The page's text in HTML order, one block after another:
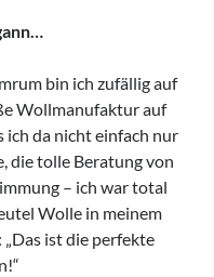
bin ich zufällig auf
Wollmanufaktur auf
ich da nicht einfach nur
die tolle Beratung von
– ich war total
Wolle in meinem
ist die perfekte